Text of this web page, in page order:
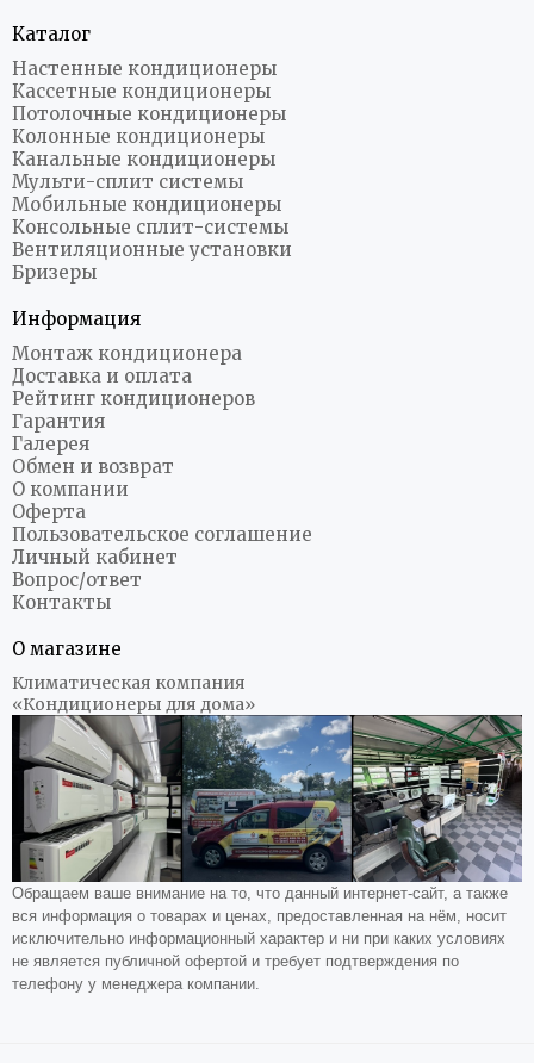
Каталог
Настенные кондиционеры
Кассетные кондиционеры
Потолочные кондиционеры
Колонные кондиционеры
Канальные кондиционеры
Мульти-сплит системы
Мобильные кондиционеры
Консольные сплит-системы
Вентиляционные установки
Бризеры
Информация
Монтаж кондиционера
Доставка и оплата
Рейтинг кондиционеров
Гарантия
Галерея
Обмен и возврат
О компании
Оферта
Пользовательское соглашение
Личный кабинет
Вопрос/ответ
Контакты
О магазине
Климатическая компания
«Кондиционеры для дома»
Обращаем ваше внимание на то, что данный интернет-сайт, а также
вся информация о товарах и ценах, предоставленная на нём, носит
исключительно информационный характер и ни при каких условиях
не является публичной офертой и требует подтверждения по
телефону у менеджера компании.